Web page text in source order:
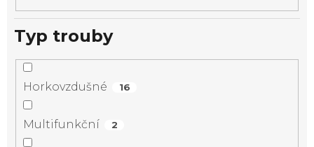
Typ trouby
Horkovzdušné 16
Multifunkční 2